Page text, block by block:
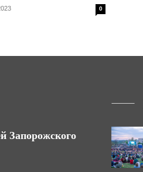
0
Запорожского